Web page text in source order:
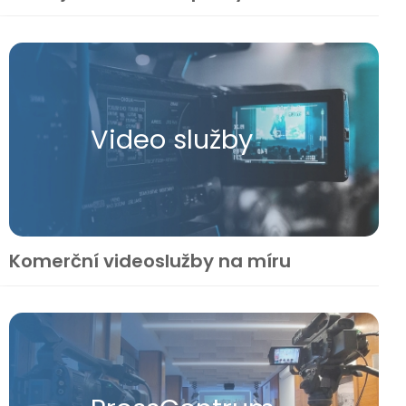
Video služby
Komerční videoslužby na míru